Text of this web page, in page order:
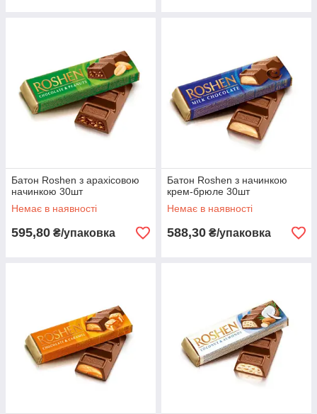
Батон Roshen з арахісовою
начинкою 30шт
Немає в наявності
595,80 ₴/упаковка
Батон Roshen з начинкою
крем-брюле 30шт
Немає в наявності
588,30 ₴/упаковка